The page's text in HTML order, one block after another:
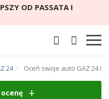
OD PASSATA I
24 Oceń swoje auto GAZ 24 I
ocenę